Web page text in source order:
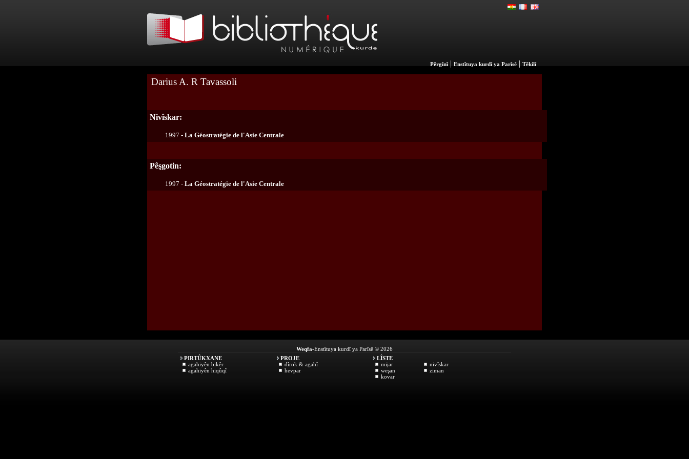
Pêrgînî| Enstîtuya kurdî ya Parîsê | Têkilî
Darius A. R Tavassoli
Nivîskar:
1997 - La Géostratégie de l'Asie Centrale
Pêşgotin:
1997 - La Géostratégie de l'Asie Centrale
Weqfa-Enstîtuya kurdî ya Parîsê © 2026
PIRTÛKXANE
agahiyên bikêr
agahiyên hiqûqî
PROJE
dîrok & agahî
hevpar
LÎSTE
mijar
nivîskar
weşan
ziman
kovar